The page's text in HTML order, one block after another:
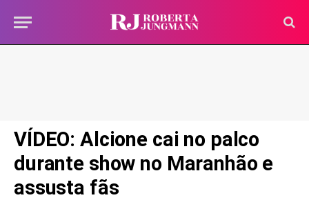
VÍDEO: Alcione cai no palco
durante show no Maranhão e
assusta fãs